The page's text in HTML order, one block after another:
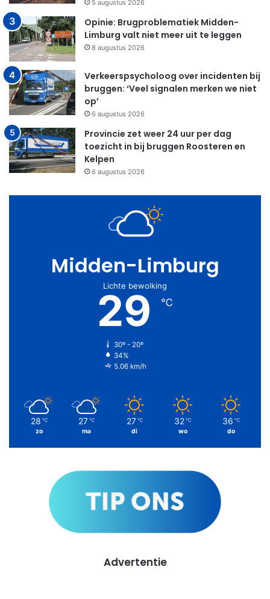
5 augustus 2026
Opinie: Brugproblematiek Midden-
Limburg valt niet meer uit te leggen
8 augustus 2026
Verkeerspsycholoog over incidenten bij
bruggen: ‘Veel signalen merken we niet
op’
6 augustus 2026
Provincie zet weer 24 uur per dag
toezicht in bij bruggen Roosteren en
Kelpen
6 augustus 2026
Midden-Limburg
Lichte bewolking
29 ℃
30º - 20º
34%
5.06 km/h
28 ℃
zo
27 ℃
ma
27 ℃
di
32 ℃
wo
36 ℃
do
Advertentie